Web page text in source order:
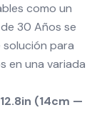
como un
30 Años se
para
en una variada
(14cm —